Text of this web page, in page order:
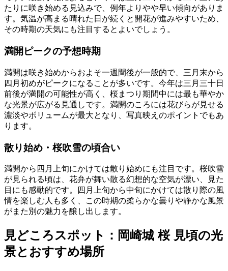
たりに咲き始める見込みで、例年よりやや早い傾向がありま
す。気温が高まる晴れた日が続くと開花が進みやすいため、
その時期の天気にも注目するとよいでしょう。
満開ピークの予想時期
満開は咲き始めからおよそ一週間後が一般的で、三月末から
四月初めがピークになることが多いです。今年は三月三十日
前後が満開の可能性が高く、桜まつり期間中には最も華やか
な光景が広がる見通しです。満開のころには花びらが見せる
濃淡やボリュームが最大となり、写真映えのポイントでもあ
ります。
散り始め・桜吹雪の頃合い
満開から四月上旬にかけては散り始めにも注目です。桜吹雪
が見られる頃は、花弁が舞い散る幻想的な空気が漂い、見た
目にも感動的です。四月上旬から中旬にかけては散り際の風
情を楽しむ人も多く、この時期の柔らかな曇りや静かな風景
がまた別の魅力を醸し出します。
見どころスポット：岡崎城 桜 見頃の光
景とおすすめ場所